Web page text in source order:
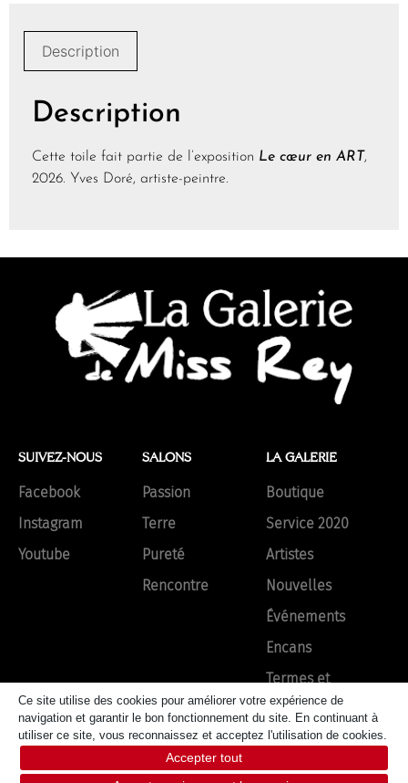
Description
Description
Cette toile fait partie de l’exposition Le cœur en ART,
2026. Yves Doré, artiste-peintre.
SUIVEZ-NOUS
Facebook
Instagram
Youtube
SALONS
Passion
Terre
Pureté
Rencontre
LA GALERIE
Boutique
Service 2020
Artistes
Nouvelles
Événements
Encans
Termes et
conditions
Ce site utilise des cookies pour améliorer votre expérience de
navigation et garantir le bon fonctionnement du site. En continuant à
utiliser ce site, vous reconnaissez et acceptez l'utilisation de cookies.
Accepter tout